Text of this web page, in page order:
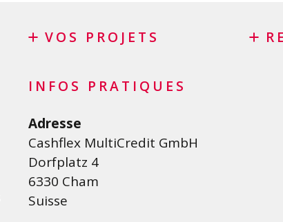
VOS PROJETS
Crédit personnel en Suisse
Crédit rénovation
Crédit véhicule
Crédit de formation
Crédit médical
Crédits divers
INFOS PRATIQUES
Adresse
Cashflex MultiCredit GmbH
Dorfplatz 4
6330 Cham
Suisse